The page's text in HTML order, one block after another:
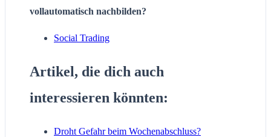
vollautomatisch nachbilden?
Social Trading
Artikel, die dich auch
interessieren könnten:
Droht Gefahr beim Wochenabschluss?